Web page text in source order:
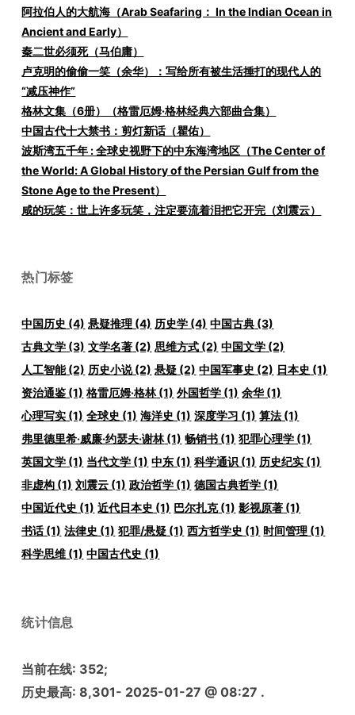
阿拉伯人的大航海（Arab Seafaring： In the Indian Ocean in
Ancient and Early）
秦二世必须死（马伯庸）
卢克明的偷偷一笑（余华）：写给所有被生活捶打的现代人的
“减压神作”
格林文集（6册）（格雷厄姆·格林经典六部曲合集）
中国古代十大禁书：剪灯新话（瞿佑）
波斯湾五千年 : 全球史视野下的中东海湾地区（The Center of
the World: A Global History of the Persian Gulf from the
Stone Age to the Present）
咸的玩笑：世上许多玩笑，注定要流着泪把它开完（刘震云）
热门标签
中国历史 (4) 悬疑推理 (4) 历史学 (4) 中国古典 (3)
古典文学 (3) 文学名著 (2) 思维方式 (2) 中国文学 (2)
人工智能(2) 历史小说(2) 悬疑 (2) 中国军事史 (2) 日本史 (1)
资治通鉴 (1) 格雷厄姆·格林(1) 外国哲学 (1) 余华(1)
心理写实 (1) 全球史 (1) 海洋史 (1) 深度学习 (1) 算法 (1)
弗里德里希·威廉·约瑟夫·谢林(1) 畅销书 (1) 犯罪心理学 (1)
英国文学 (1) 当代文学 (1) 中东 (1) 科学通识 (1) 历史纪实 (1)
非虚构 (1) 刘震云 (1) 政治哲学 (1) 德国古典哲学 (1)
中国近代史 (1) 近代日本史 (1) 巴尔扎克(1) 影视原著 (1)
书话(1) 法律史 (1) 犯罪/悬疑 (1) 西方哲学史 (1) 时间管理 (1)
科学思维 (1) 中国古代史 (1)
统计信息
当前在线: 352;
历史最高:8,301- 2025-01-27 @ 08:27 .